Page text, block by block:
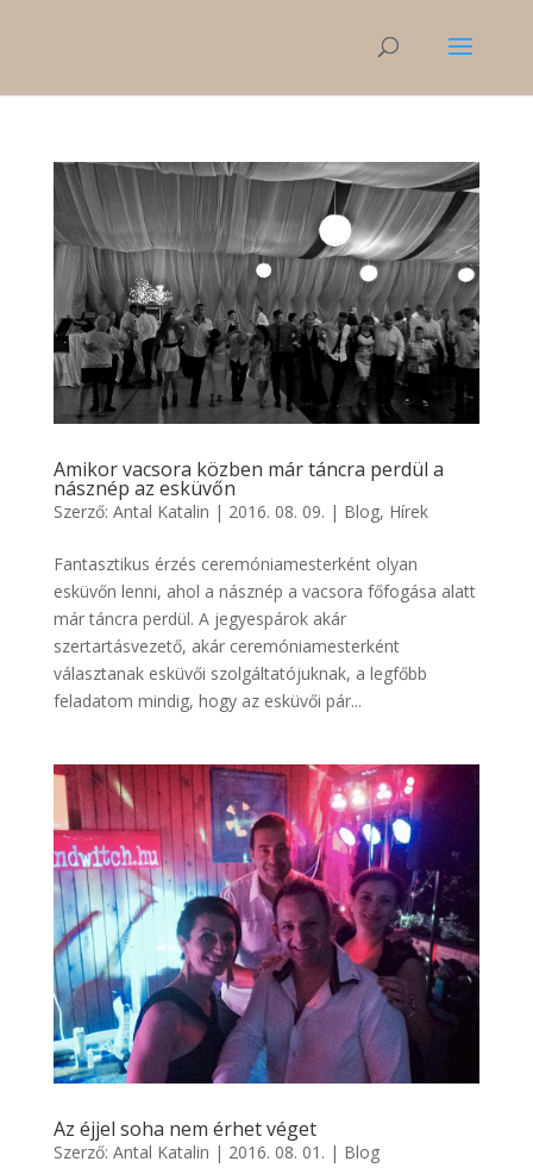
Amikor vacsora közben már táncra perdül a
násznép az esküvőn
Szerző: Antal Katalin | 2016. 08. 09. | Blog, Hírek
Fantasztikus érzés ceremóniamesterként olyan
esküvőn lenni, ahol a násznép a vacsora főfogása alatt
már táncra perdül. A jegyespárok akár
szertartásvezető, akár ceremóniamesterként
választanak esküvői szolgáltatójuknak, a legfőbb
feladatom mindig, hogy az esküvői pár...
Az éjjel soha nem érhet véget
Szerző: Antal Katalin | 2016. 08. 01. | Blog